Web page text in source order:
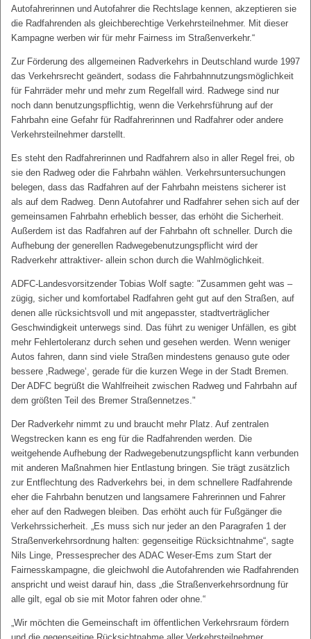
Autofahrerinnen und Autofahrer die Rechtslage kennen, akzeptieren sie
die Radfahrenden als gleichberechtige Verkehrsteilnehmer. Mit dieser
Kampagne werben wir für mehr Fairness im Straßenverkehr.“
Zur Förderung des allgemeinen Radverkehrs in Deutschland wurde 1997
das Verkehrsrecht geändert, sodass die Fahrbahnnutzungsmöglichkeit
für Fahrräder mehr und mehr zum Regelfall wird. Radwege sind nur
noch dann benutzungspflichtig, wenn die Verkehrsführung auf der
Fahrbahn eine Gefahr für Radfahrerinnen und Radfahrer oder andere
Verkehrsteilnehmer darstellt.
Es steht den Radfahrerinnen und Radfahrern also in aller Regel frei, ob
sie den Radweg oder die Fahrbahn wählen. Verkehrsuntersuchungen
belegen, dass das Radfahren auf der Fahrbahn meistens sicherer ist
als auf dem Radweg. Denn Autofahrer und Radfahrer sehen sich auf der
gemeinsamen Fahrbahn erheblich besser, das erhöht die Sicherheit.
Außerdem ist das Radfahren auf der Fahrbahn oft schneller. Durch die
Aufhebung der generellen Radwegebenutzungspflicht wird der
Radverkehr attraktiver- allein schon durch die Wahlmöglichkeit.
ADFC-Landesvorsitzender Tobias Wolf sagte: "Zusammen geht was –
zügig, sicher und komfortabel Radfahren geht gut auf den Straßen, auf
denen alle rücksichtsvoll und mit angepasster, stadtverträglicher
Geschwindigkeit unterwegs sind. Das führt zu weniger Unfällen, es gibt
mehr Fehlertoleranz durch sehen und gesehen werden. Wenn weniger
Autos fahren, dann sind viele Straßen mindestens genauso gute oder
bessere ‚Radwege‘, gerade für die kurzen Wege in der Stadt Bremen.
Der ADFC begrüßt die Wahlfreiheit zwischen Radweg und Fahrbahn auf
dem größten Teil des Bremer Straßennetzes."
Der Radverkehr nimmt zu und braucht mehr Platz. Auf zentralen
Wegstrecken kann es eng für die Radfahrenden werden. Die
weitgehende Aufhebung der Radwegebenutzungspflicht kann verbunden
mit anderen Maßnahmen hier Entlastung bringen. Sie trägt zusätzlich
zur Entflechtung des Radverkehrs bei, in dem schnellere Radfahrende
eher die Fahrbahn benutzen und langsamere Fahrerinnen und Fahrer
eher auf den Radwegen bleiben. Das erhöht auch für Fußgänger die
Verkehrssicherheit. „Es muss sich nur jeder an den Paragrafen 1 der
Straßenverkehrsordnung halten: gegenseitige Rücksichtnahme“, sagte
Nils Linge, Pressesprecher des ADAC Weser-Ems zum Start der
Fairnesskampagne, die gleichwohl die Autofahrenden wie Radfahrenden
anspricht und weist darauf hin, dass „die Straßenverkehrsordnung für
alle gilt, egal ob sie mit Motor fahren oder ohne.“
„Wir möchten die Gemeinschaft im öffentlichen Verkehrsraum fördern